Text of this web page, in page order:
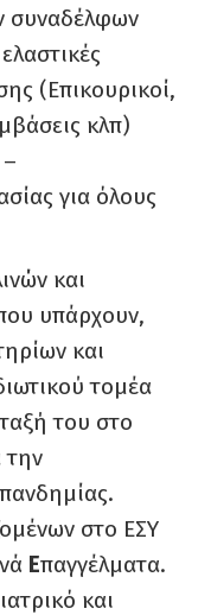
συναδέλφων
(Επικουρικοί,
κλπ)
για όλους
και
υπάρχουν,
και
τομέα
του στο
την
στο ΕΣΥ
Επαγγέλματα.
και